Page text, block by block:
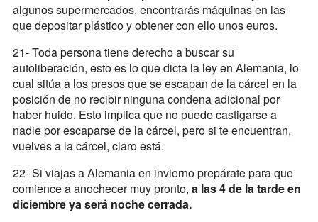
algunos supermercados, encontrarás máquinas en las
que depositar plástico y obtener con ello unos euros.
21- Toda persona tiene derecho a buscar su
autoliberación, esto es lo que dicta la ley en Alemania, lo
cual sitúa a los presos que se escapan de la cárcel en la
posición de no recibir ninguna condena adicional por
haber huido. Esto implica que no puede castigarse a
nadie por escaparse de la cárcel, pero si te encuentran,
vuelves a la cárcel, claro está.
22- Si viajas a Alemania en invierno prepárate para que
comience a anochecer muy pronto, a las 4 de la tarde en
diciembre ya será noche cerrada.